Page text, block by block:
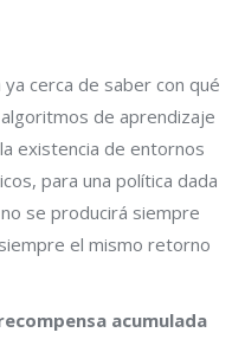
cerca de saber con qué
de aprendizaje
existencia de entornos
para una política dada
se producirá siempre
el mismo retorno
acumulada